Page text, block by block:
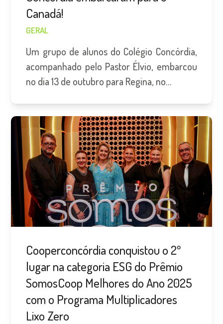
Canadá!
GERAL
Um grupo de alunos do Colégio Concórdia,
acompanhado pelo Pastor Élvio, embarcou
no dia 13 de outubro para Regina, no…
Cooperconcórdia conquistou o 2º
lugar na categoria ESG do Prêmio
SomosCoop Melhores do Ano 2025
com o Programa Multiplicadores
Lixo Zero